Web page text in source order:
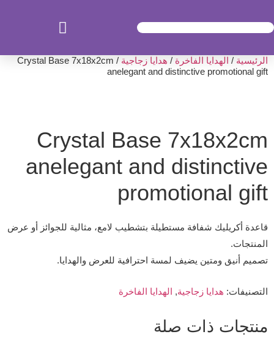
الرئيسية / الهدايا الفاخرة / هدايا زجاجية
/ Crystal Base 7x18x2cm
anelegant and distinctive promotional gift
Crystal Base 7x18x2cm
anelegant and distinctive
promotional gift
قاعدة أكريليك شفافة مستطيلة بتشطيب لامع، مثالية للجوائز أو عرض
المنتجات.
تصميم أنيق ومتين يضيف لمسة احترافية للعرض والهدايا.
التصنيفات: هدايا زجاجية, الهدايا الفاخرة
منتجات ذات صلة